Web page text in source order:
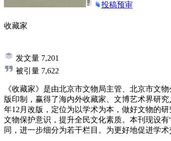
投稿预审
收藏家
发文量 7,201
被引量 7,622
《收藏家》是由北京市文物局主管、北京市文
版印制，赢得了海内外收藏家、文博艺术界研
年12月改版，定位为以学术为本，做好文物的
文物保护意识，提升全民文化素质。本刊现设有
同，进一步细分为若干栏目。为更好地促进学